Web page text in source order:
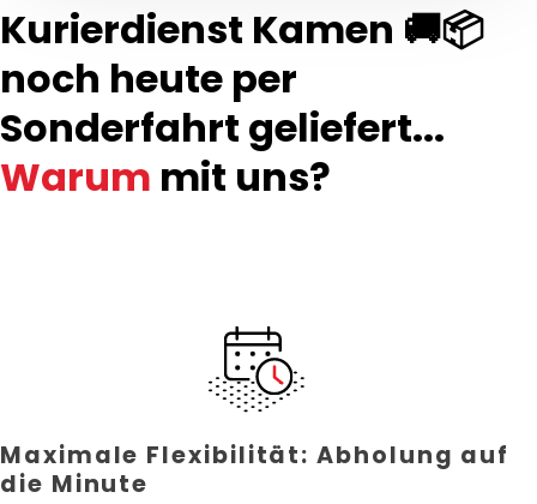
Kurierdienst Kamen 🚚📦
noch heute per
Sonderfahrt geliefert...
Warum mit uns?
Maximale Flexibilität: Abholung auf
die Minute